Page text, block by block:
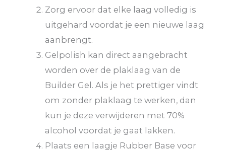
Zorg ervoor dat elke laag volledig is
uitgehard voordat je een nieuwe laag
aanbrengt.
Gelpolish kan direct aangebracht
worden over de plaklaag van de
Builder Gel. Als je het prettiger vindt
om zonder plaklaag te werken, dan
kun je deze verwijderen met 70%
alcohol voordat je gaat lakken.
Plaats een laagje Rubber Base voor